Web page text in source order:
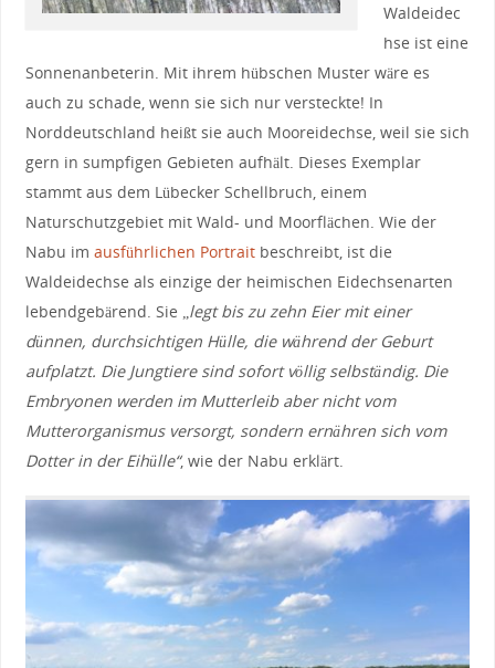
Waldeidec
hse ist eine
Sonnenanbeterin. Mit ihrem hübschen Muster wäre es
auch zu schade, wenn sie sich nur versteckte! In
Norddeutschland heißt sie auch Mooreidechse, weil sie sich
gern in sumpfigen Gebieten aufhält. Dieses Exemplar
stammt aus dem Lübecker Schellbruch, einem
Naturschutzgebiet mit Wald- und Moorflächen. Wie der
Nabu im ausführlichen Portraitbeschreibt, ist die
Waldeidechse als einzige der heimischen Eidechsenarten
lebendgebärend. Sie „ legt bis zu zehn Eier mit einer
dünnen, durchsichtigen Hülle, die während der Geburt
aufplatzt. Die Jungtiere sind sofort völlig selbständig. Die
Embryonen werden im Mutterleib aber nicht vom
Mutterorganismus versorgt, sondern ernähren sich vom
Dotter in der Eihülle“, wie der Nabu erklärt.